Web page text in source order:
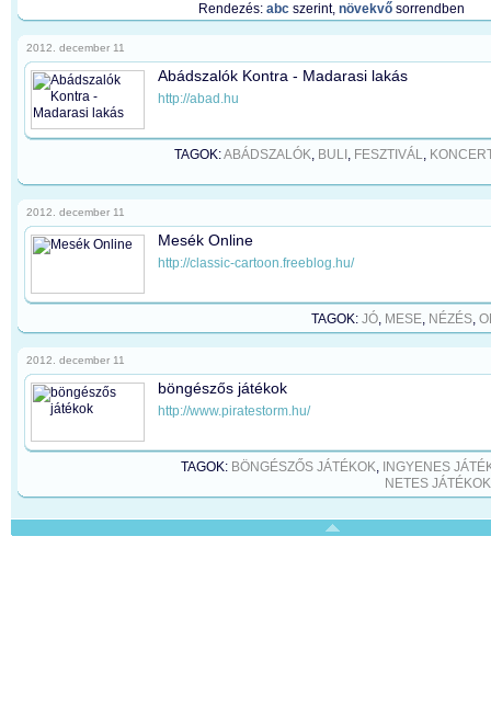
Rendezés: abcszerint, növekvősorrendben
2012. december 11
Abádszalók Kontra - Madarasi lakás
http://abad.hu
TAGOK:ABÁDSZALÓK, BULI , FESZTIVÁL,
2012. december 11
Mesék Online
http://classic-cartoon.freeblog.hu/
TAGOK: JÓ, MESE, NÉZÉS,
2012. december 11
böngészős játékok
http://www.piratestorm.hu/
TAGOK: BÖNGÉSZŐS JÁTÉKOK, INGYENES
NETES JÁTÉKOK